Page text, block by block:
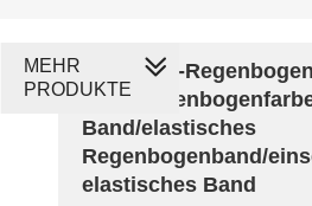
Polyester-
Band/
Band/elastisches
Regenbogenband/
elastisches Band
MEHR
PRODUKTE